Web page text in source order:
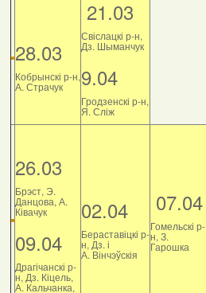
28.03
Кобрынскі р-н,
А. Страчук
21.03
Свіслацкі р-н,
Дз. Шыманчук
9.04
Гродзенскі р-н,
Я. Сліж
26.03
Брэст, Э.
Данцова, А.
Ківачук
09.04
Драгічанскі р-
н, Дз. Кіцель,
А. Кальчанка,
02.04
Бераставіцкі р-
н, Дз. і
А. Вінчэўскія
07.04
Гомельскі р-
н, З.
Гарошка